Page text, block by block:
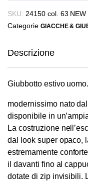
SKU: 24150 col. 63 NEW
Categorie GIACCHE &
Descrizione
Giubbotto estivo uomo.
modernissimo nato
disponibile in
La costruzione
dal look super opaco,
estremamente
il davanti fino al
dotate di zip invisibili.